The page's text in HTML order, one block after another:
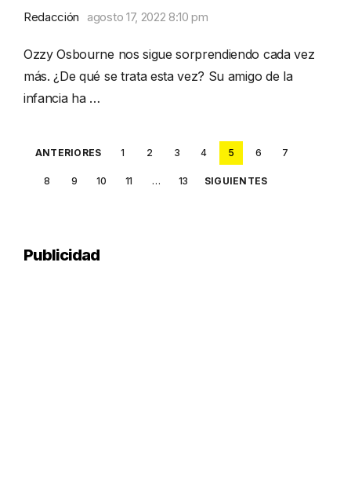
Redacción agosto 17, 2022 8:10 pm
Ozzy Osbourne nos sigue sorprendiendo cada vez
más. ¿De qué se trata esta vez? Su amigo de la
infancia ha …
Posts
pagination
ANTERIORES 1 2 3 4 5 6 7
8 9 10 11 … 13 SIGUIENTES
Publicidad